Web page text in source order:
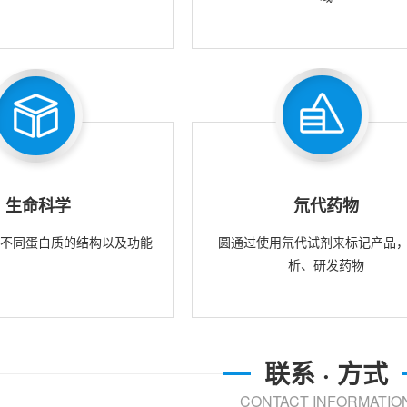
生命科学
同蛋白质的结构以及功能
氘代药物
圆通过使用氘代试剂来标记产品
析、研发药物
联系 · 方式
CONTACT